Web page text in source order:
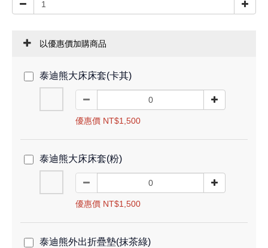
以優惠價加購商品
泰迪熊大床床套(卡其)
優惠價 NT$1,500
泰迪熊大床床套(粉)
優惠價 NT$1,500
泰迪熊外出折疊墊(抹茶綠)